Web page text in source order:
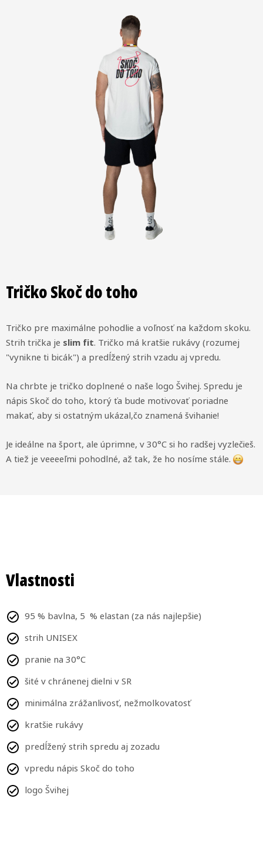
Tričko Skoč do toho
Tričko pre maximálne pohodlie a voľnosť na každom skoku.
Strih trička je slim fit. Tričko má kratšie rukávy (rozumej
"vynikne ti bicák") a predĺžený strih vzadu aj vpredu.
Na chrbte je tričko doplnené o naše logo Švihej. Spredu je
nápis Skoč do toho, ktorý ťa bude motivovať poriadne
makať, aby si ostatným ukázal,čo znamená švihanie!
Je ideálne na šport, ale úprimne, v 30°C si ho radšej vyzlečieš.
A tiež je veeeeľmi pohodlné, až tak, že ho nosíme stále.
Vlastnosti
95 % bavlna, 5 % elastan (za nás najlepšie)
strih UNISEX
pranie na 30°C
šité v chránenej dielni v SR
minimálna zrážanlivosť, nežmolkovatosť
kratšie rukávy
predĺžený strih spredu aj zozadu
vpredu nápis Skoč do toho
logo Švihej